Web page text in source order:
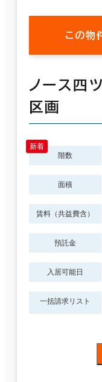
この物
ノース四
区画
階数
面積
賃料（共益費含）
預託金
入居可能日
一括請求リスト